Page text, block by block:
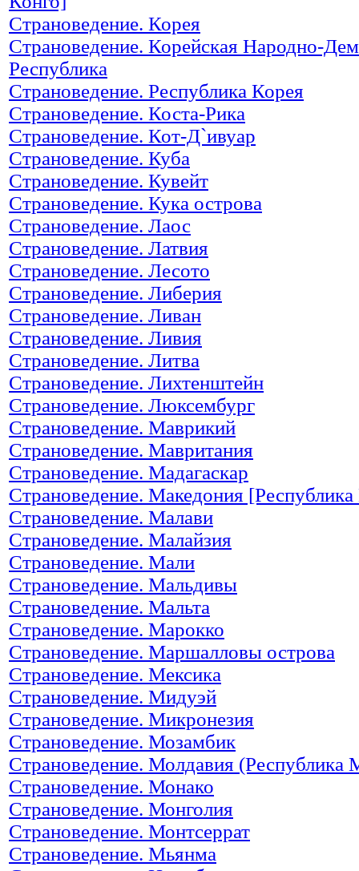
Страноведение. Корея
Страноведение. Корейская Народно-
Республика
Страноведение. Республика Корея
Страноведение. Коста-Рика
Страноведение. Кот-Д`ивуар
Страноведение. Куба
Страноведение. Кувейт
Страноведение. Кука острова
Страноведение. Лаос
Страноведение. Латвия
Страноведение. Лесото
Страноведение. Либерия
Страноведение. Ливан
Страноведение. Ливия
Страноведение. Литва
Страноведение. Лихтенштейн
Страноведение. Люксембург
Страноведение. Маврикий
Страноведение. Мавритания
Страноведение. Мадагаскар
Страноведение. Македония
Страноведение. Малави
Страноведение. Малайзия
Страноведение. Мали
Страноведение. Мальдивы
Страноведение. Мальта
Страноведение. Марокко
Страноведение. Маршалловы острова
Страноведение. Мексика
Страноведение. Мидуэй
Страноведение. Микронезия
Страноведение. Мозамбик
Страноведение. Молдавия (Республика
Страноведение. Монако
Страноведение. Монголия
Страноведение. Монтсеррат
Страноведение. Мьянма